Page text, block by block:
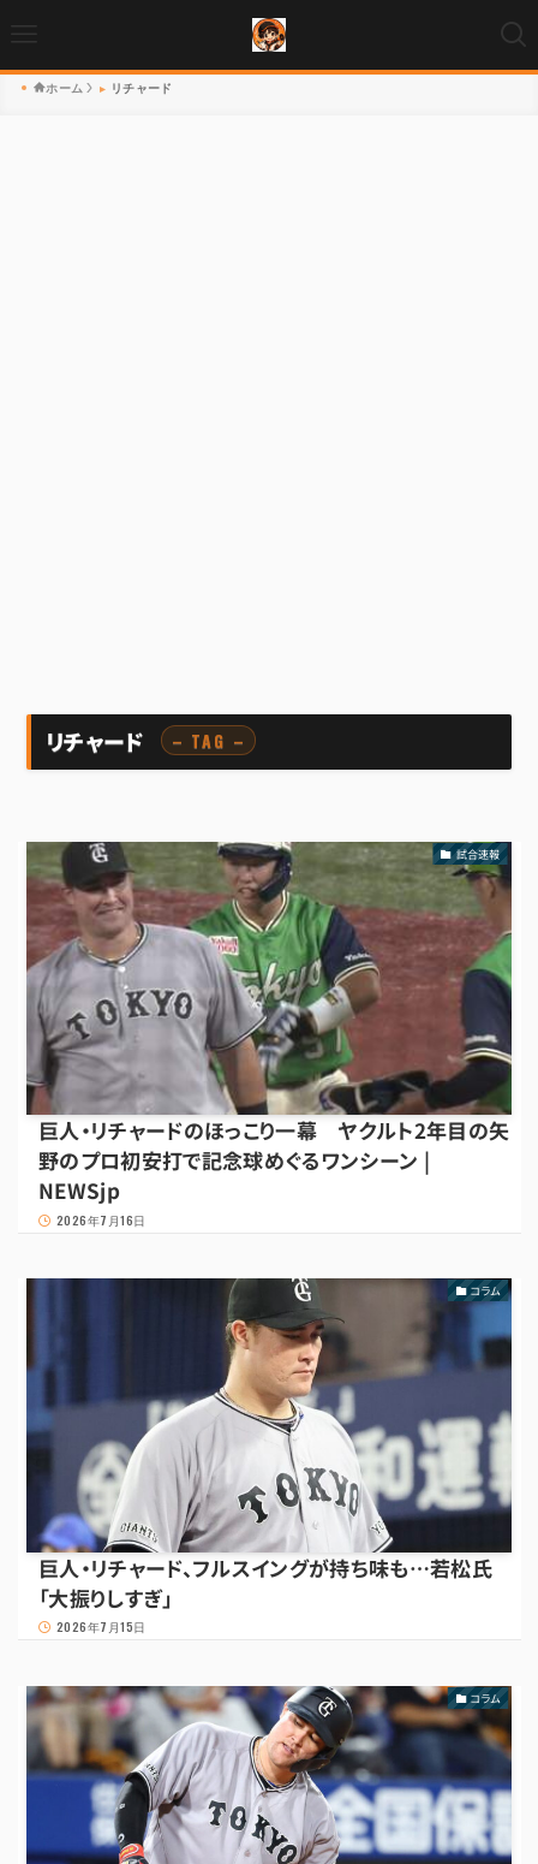
ホーム リチャード
リチャード – TAG –
試合速報
巨人・リチャードのほっこり一幕 ヤクルト2年目の矢
野のプロ初安打で記念球めぐるワンシーン |
NEWSjp
2026年7月16日
コラム
巨人・リチャード、フルスイングが持ち味も…若松氏
「大振りしすぎ」
2026年7月15日
コラム